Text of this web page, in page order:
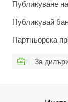
Публикуване
Публикувай
Партньорска
За